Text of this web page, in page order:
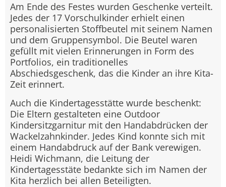
Am Ende des Festes wurden Geschenke verteilt.
Jedes der 17 Vorschulkinder erhielt einen
personalisierten Stoffbeutel mit seinem Namen
und dem Gruppensymbol. Die Beutel waren
gefüllt mit vielen Erinnerungen in Form des
Portfolios, ein traditionelles
Abschiedsgeschenk, das die Kinder an ihre Kita-
Zeit erinnert.
Auch die Kindertagesstätte wurde beschenkt:
Die Eltern gestalteten eine Outdoor
Kindersitzgarnitur mit den Handabdrücken der
Wackelzahnkinder. Jedes Kind konnte sich mit
einem Handabdruck auf der Bank verewigen.
Heidi Wichmann, die Leitung der
Kindertagesstäte bedankte sich im Namen der
Kita herzlich bei allen Beteiligten.